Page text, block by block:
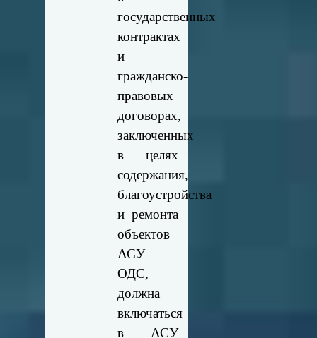
государственных
контрактах
и
гражданско-
правовых
договорах,
заключенных
в целях
содержания,
благоустройства
и ремонта
объектов
АСУ
ОДС,
должна
включаться
в АСУ